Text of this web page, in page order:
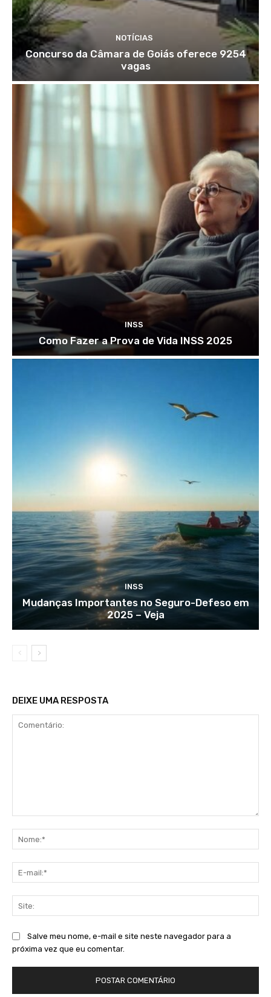
NOTÍCIAS
Concurso da Câmara de Goiás oferece 9254
vagas
INSS
Como Fazer a Prova de Vida INSS 2025
INSS
Mudanças Importantes no Seguro-Defeso em
2025 – Veja
DEIXE UMA RESPOSTA
Salve meu nome, e-mail e site neste navegador para a
próxima vez que eu comentar.